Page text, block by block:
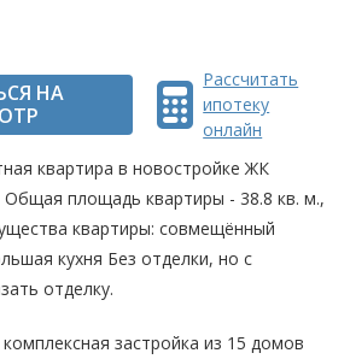
НА
Рассчитать
ипотеку
онлайн
квартира в новостройке ЖК
площадь квартиры - 38.8 кв. м.,
квартиры: совмещённый
кухня Без отделки, но с
отделку.
застройка из 15 домов